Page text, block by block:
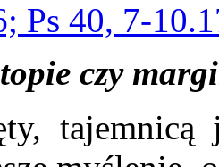
Ps 40, 7-
czy